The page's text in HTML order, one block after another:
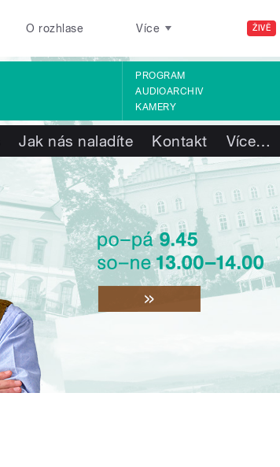
ŽIVĚ
O rozhlase Více
PROGRAM
AUDIOARCHIV
KAMERY
Jak nás naladíte Kontakt Více…